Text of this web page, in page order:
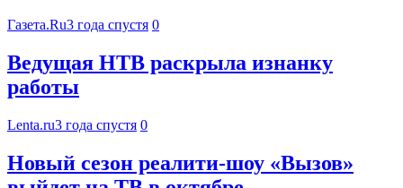
Газета.Ru3 года спустя 0
Ведущая НТВ раскрыла изнанку
работы
Lenta.ru3 года спустя 0
Новый сезон реалити-шоу «Вызов»